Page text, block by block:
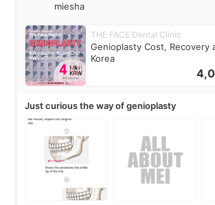
miesha
THE FACE Dental Clinic
Genioplasty Cost, Recovery
Korea
Just curious the way of genioplasty